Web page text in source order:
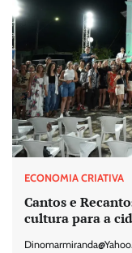
ECONOMIA CRIATIVA
Cantos e
cultura para a